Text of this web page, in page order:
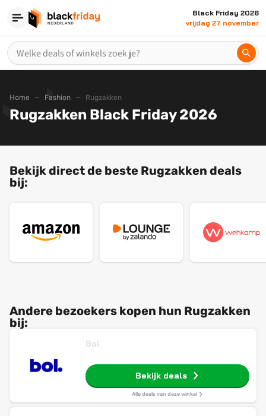
Black Friday 2026
vrijdag 27 november
Home Fashion Rugzakken
Rugzakken Black Friday 2026
Bekijk direct de beste Rugzakken deals
bij:
Andere bezoekers kopen hun Rugzakken
bij:
Bol
Bekijk deals
Alle deals van deze winkel